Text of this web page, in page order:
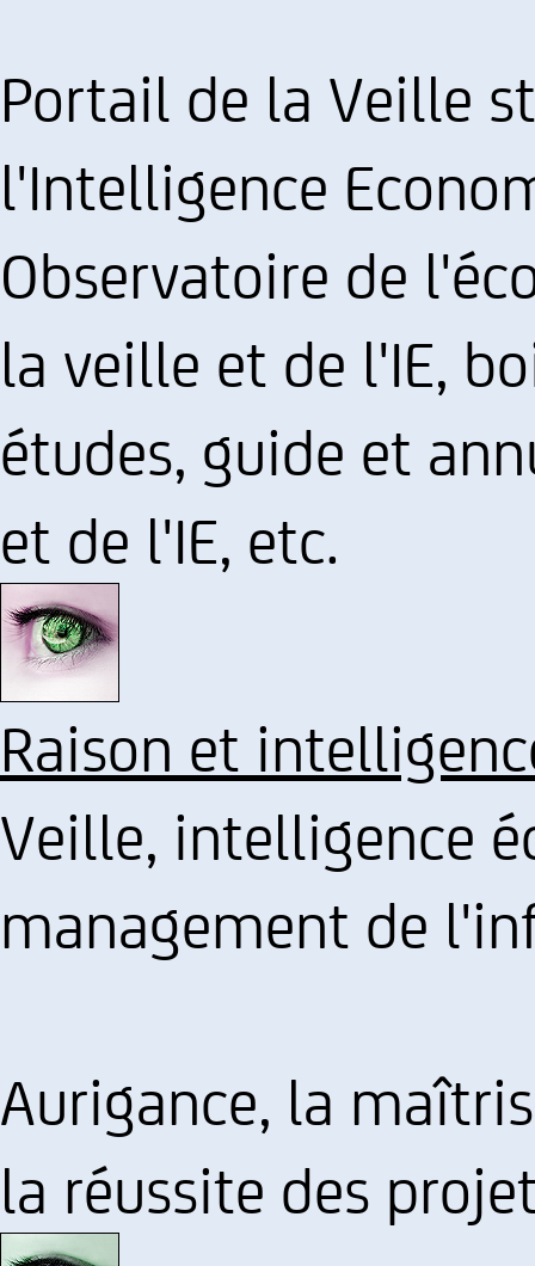
Portail de la Veille
l'Intelligence
Observatoire de
la veille et de l'IE,
études, guide et
et de l'IE, etc.
Raison et
Veille, intelligence
management de
Aurigance, la
la réussite des